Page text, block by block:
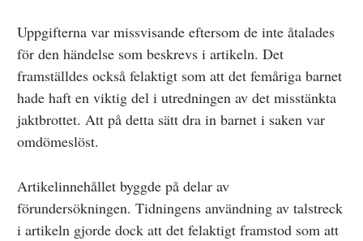
Uppgifterna var missvisande eftersom de inte åtalades
för den händelse som beskrevs i artikeln. Det
framställdes också felaktigt som att det femåriga barnet
hade haft en viktig del i utredningen av det misstänkta
jaktbrottet. Att på detta sätt dra in barnet i saken var
omdömeslöst.
Artikelinnehållet byggde på delar av
förundersökningen. Tidningens användning av talstreck
i artikeln gjorde dock att det felaktigt framstod som att